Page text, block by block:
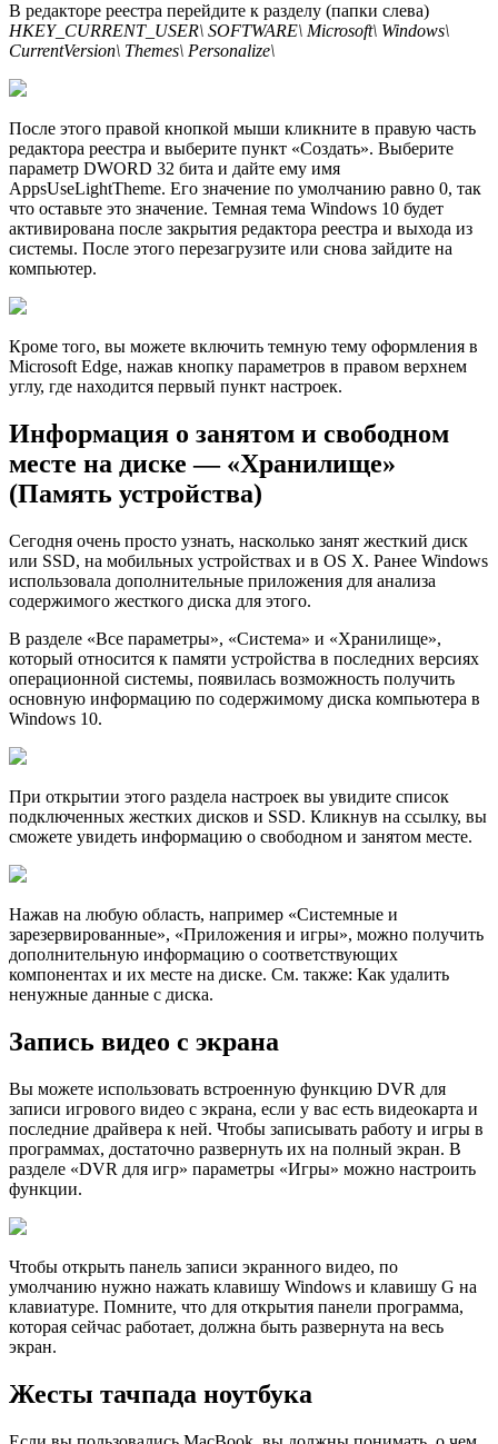
В редакторе реестра перейдите к разделу (папки слева)
HKEY_CURRENT_USER\ SOFTWARE\ Microsoft\ Windows\
CurrentVersion\ Themes\ Personalize\
После этого правой кнопкой мыши кликните в правую часть
редактора реестра и выберите пункт «Создать». Выберите
параметр DWORD 32 бита и дайте ему имя
AppsUseLightTheme. Его значение по умолчанию равно 0, так
что оставьте это значение. Темная тема Windows 10 будет
активирована после закрытия редактора реестра и выхода из
системы. После этого перезагрузите или снова зайдите на
компьютер.
Кроме того, вы можете включить темную тему оформления в
Microsoft Edge, нажав кнопку параметров в правом верхнем
углу, где находится первый пункт настроек.
Информация о занятом и свободном
месте на диске — «Хранилище»
(Память устройства)
Сегодня очень просто узнать, насколько занят жесткий диск
или SSD, на мобильных устройствах и в OS X. Ранее Windows
использовала дополнительные приложения для анализа
содержимого жесткого диска для этого.
В разделе «Все параметры», «Система» и «Хранилище»,
который относится к памяти устройства в последних версиях
операционной системы, появилась возможность получить
основную информацию по содержимому диска компьютера в
Windows 10.
При открытии этого раздела настроек вы увидите список
подключенных жестких дисков и SSD. Кликнув на ссылку, вы
сможете увидеть информацию о свободном и занятом месте.
Нажав на любую область, например «Системные и
зарезервированные», «Приложения и игры», можно получить
дополнительную информацию о соответствующих
компонентах и их месте на диске. См. также: Как удалить
ненужные данные с диска.
Запись видео с экрана
Вы можете использовать встроенную функцию DVR для
записи игрового видео с экрана, если у вас есть видеокарта и
последние драйвера к ней. Чтобы записывать работу и игры в
программах, достаточно развернуть их на полный экран. В
разделе «DVR для игр» параметры «Игры» можно настроить
функции.
Чтобы открыть панель записи экранного видео, по
умолчанию нужно нажать клавишу Windows и клавишу G на
клавиатуре. Помните, что для открытия панели программа,
которая сейчас работает, должна быть развернута на весь
экран.
Жесты тачпада ноутбука